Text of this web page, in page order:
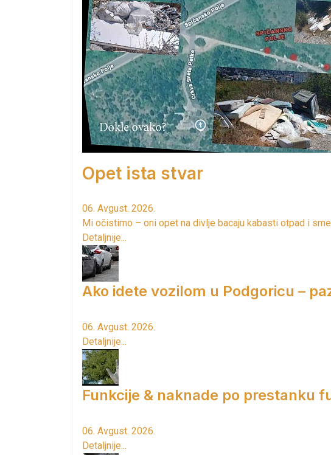
Opet ista stvar
06. Avgust. 2026.
Mi očistimo – oni opet na divlje bacaju kabasti otpad i
Detaljnije...
Ako idete vozilom u Podgoricu –
06. Avgust. 2026.
Detaljnije...
Funkcije & naknade po prestanku
06. Avgust. 2026.
Detaljnije...